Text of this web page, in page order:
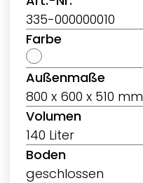
335-000000010
Farbe
Außenmaße
800 x 600 x 510 mm
Volumen
140 Liter
Boden
geschlossen